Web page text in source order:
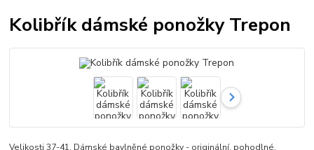
Kolibřík dámské ponožky Trepon
Velikosti 37-41. Dámské bavlněné ponožky - originální, pohodlné,